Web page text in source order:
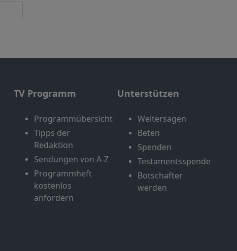
TV Programm
Programmübersicht
Tipps der
Redaktion
Sendungen von A-Z
Programmheft
kostenlos
anfordern
Unterstützen
Weitersagen
Beten
Spenden
Testamentsspende
Botschafter
werden